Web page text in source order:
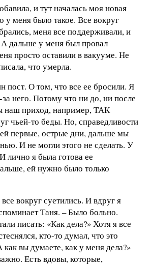
и тут началась моя новая
у меня было такое. Все вокруг
меня все поддерживали, и
дальше у меня был провал
просто оставили в вакууме. Не
что умерла.
пост. О том, что все ее бросили. Я
него. Потому что ни до, ни после
наш приход, например, ТАК
чьей-то беды. Но, справедливости
первые, острые дни, дальше мы
И не могли этого не сделать. У
лично я была готова ее
ей нужно было только
вокруг суетились. И вдруг я
Таня. – Было больно.
писать: «Как дела?» Хотя я все
кто-то думал, что это
вы думаете, как у меня дела?»
Есть вдовы, которые,